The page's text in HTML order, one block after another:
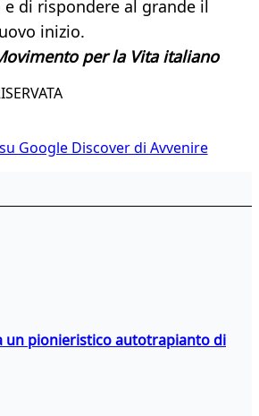
di rispondere al grande il
inizio.
per la Vita italiano
Google Discover di Avvenire
un pionieristico autotrapianto di